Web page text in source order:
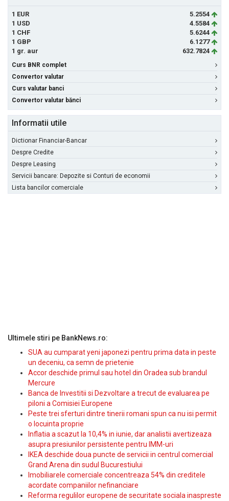
1 EUR
5.2554
1 USD
4.5584
1 CHF
5.6244
1 GBP
6.1277
1 gr. aur
632.7824
Curs BNR complet
Convertor valutar
Curs valutar banci
Convertor valutar bănci
Informatii utile
Dictionar Financiar-Bancar
Despre Credite
Despre Leasing
Servicii bancare: Depozite si Conturi de economii
Lista bancilor comerciale
Ultimele stiri pe BankNews.ro:
SUA au cumparat yeni japonezi pentru prima data in peste
un deceniu, ca semn de prietenie
Accor deschide primul sau hotel din Oradea sub brandul
Mercure
Banca de Investitii si Dezvoltare a trecut de evaluarea pe
piloni a Comisiei Europene
Peste trei sferturi dintre tinerii romani spun ca nu isi permit
o locuinta proprie
Inflatia a scazut la 10,4% in iunie, dar analistii avertizeaza
asupra presiunilor persistente pentru IMM-uri
IKEA deschide doua puncte de servicii in centrul comercial
Grand Arena din sudul Bucurestiului
Imobiliarele comerciale concentreaza 54% din creditele
acordate companiilor nefinanciare
Reforma regulilor europene de securitate sociala inaspreste